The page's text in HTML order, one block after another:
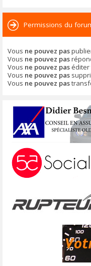
Permissions du
Vous ne pouvez pas
Vous ne pouvez pas
Vous ne pouvez pas éditer
Vous ne pouvez pas
Vous ne pouvez pas